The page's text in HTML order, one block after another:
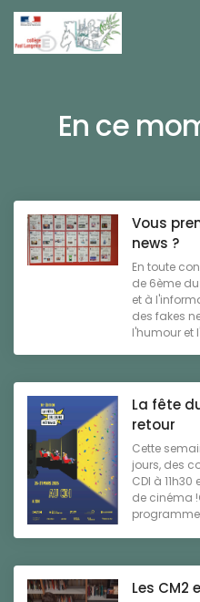
En ce
Vous
news ?
En toute
de 6ème
et à
des fakes
l'humour et
La fête
retour
Cette
jours, des
CDI à
de cinéma
Les CM2